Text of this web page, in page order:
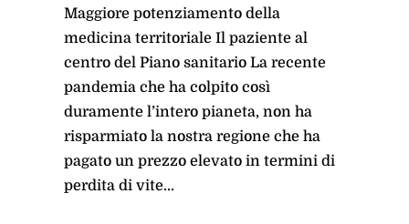
Maggiore potenziamento della
medicina territoriale Il paziente al
centro del Piano sanitario La recente
pandemia che ha colpito così
duramente l’intero pianeta, non ha
risparmiato la nostra regione che ha
pagato un prezzo elevato in termini di
perdita di vite...